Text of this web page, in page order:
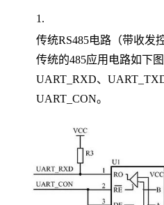
传统RS485电路（带收发
传统的485应用电路如下
UART_RXD、
UART_CON。